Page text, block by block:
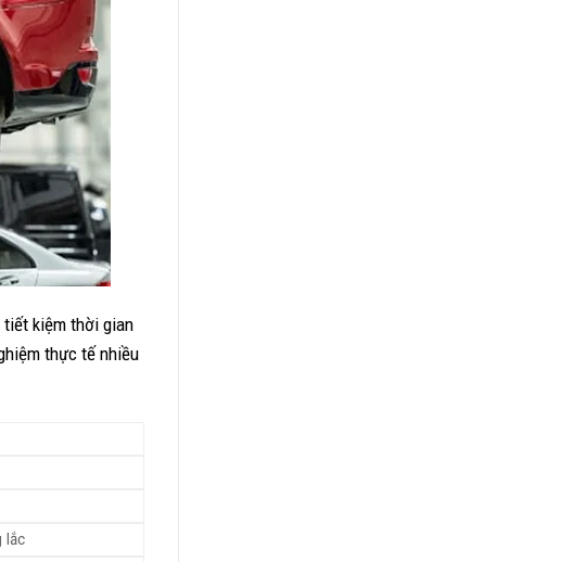
tiết kiệm thời gian
thực tế nhiều
lắc